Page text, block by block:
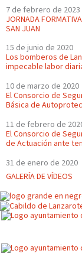
7 de febrero de 2023
JORNADA
SAN JUAN
15 de junio de 2020
Los bomberos de
impecable labor
10 de marzo de 2020
El Consorcio de
Básica de
11 de febrero de
El Consorcio de
de Actuación ante
31 de enero de 2020
GALERÍA DE VÍDEOS